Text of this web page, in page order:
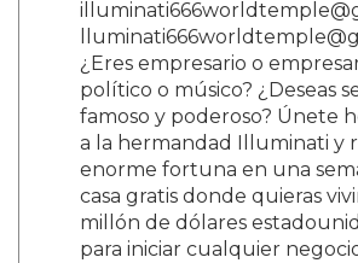
¿Eres empresario o
político o músico? ¿Deseas
famoso y poderoso? Únete
a la hermandad Illuminati y
enorme fortuna en una
casa gratis donde quieras
millón de dólares
para iniciar cualquier